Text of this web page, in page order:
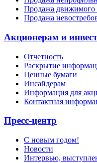
Продажа движимого
Продажа
Акционерам и
Отчетность
Раскрытие
Ценные бумаги
Инсайдерам
Информация для
Контактная
Пресс-центр
С новым годом!
Новости
Интервью,